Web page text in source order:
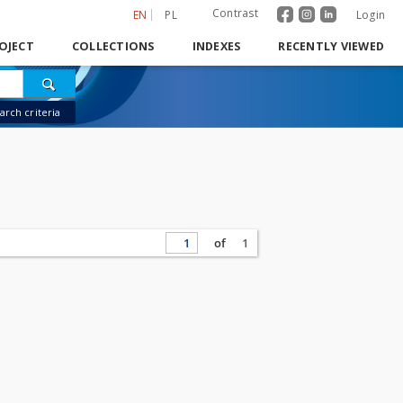
EN PL Contrast Login
COLLECTIONS INDEXES RECENTLY VIEWED
criteria
of 1